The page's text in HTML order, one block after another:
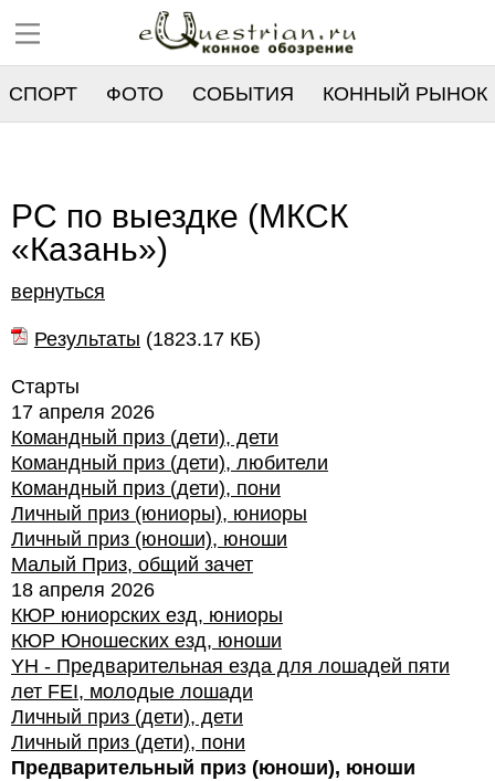
СПОРТ ФОТО СОБЫТИЯ КОННЫЙ РЫНОК
РС по выездке (МКСК
«Казань»)
вернуться
Результаты (1823.17 КБ)
Старты
17 апреля 2026
Командный приз (дети), дети
Командный приз (дети), любители
Командный приз (дети), пони
Личный приз (юниоры), юниоры
Личный приз (юноши), юноши
Малый Приз, общий зачет
18 апреля 2026
КЮР юниорских езд, юниоры
КЮР Юношеских езд, юноши
YH - Предварительная езда для лошадей пяти
лет FEI, молодые лошади
Личный приз (дети), дети
Личный приз (дети), пони
Предварительный приз (юноши), юноши